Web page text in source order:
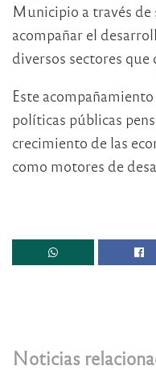
Municipio a través de
acompañar el
diversos sectores
Este
políticas públicas
crecimiento de las
como motores de
Noticias